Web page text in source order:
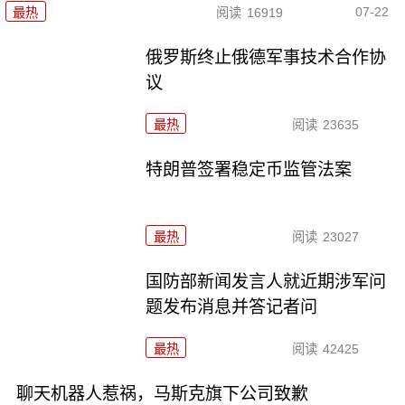
最热 阅读 16919 07-22
俄罗斯终止俄德军事技术合作协
议
最热 阅读 23635
特朗普签署稳定币监管法案
最热 阅读 23027
国防部新闻发言人就近期涉军问
题发布消息并答记者问
最热 阅读 42425
聊天机器人惹祸，马斯克旗下公司致歉